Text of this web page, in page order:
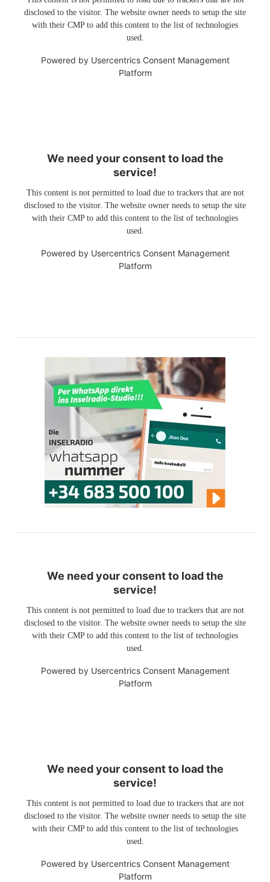
disclosed to the visitor. The website owner needs to setup the site
with their CMP to add this content to the list of technologies
used.
Powered by Usercentrics Consent Management
Platform
We need your consent to load the
service!
This content is not permitted to load due to trackers that are not
disclosed to the visitor. The website owner needs to setup the site
with their CMP to add this content to the list of technologies
used.
Powered by Usercentrics Consent Management
Platform
We need your consent to load the
service!
This content is not permitted to load due to trackers that are not
disclosed to the visitor. The website owner needs to setup the site
with their CMP to add this content to the list of technologies
used.
Powered by Usercentrics Consent Management
Platform
We need your consent to load the
service!
This content is not permitted to load due to trackers that are not
disclosed to the visitor. The website owner needs to setup the site
with their CMP to add this content to the list of technologies
used.
Powered by Usercentrics Consent Management
Platform